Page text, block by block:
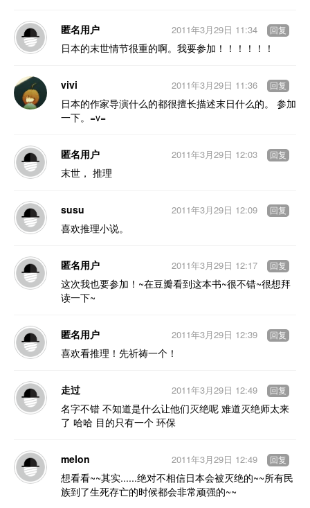
匿名用户
日本的末世情节很重的啊。我要参加！！！！！！
2011年3月29日 11:34 回复
vivi
日本的作家导演什么的都很擅长描述末日什么的。 参加
一下。=v=
2011年3月29日 11:36 回复
匿名用户
末世， 推理
2011年3月29日 12:03 回复
susu
喜欢推理小说。
2011年3月29日 12:09 回复
匿名用户
这次我也要参加！~在豆瓣看到这本书~很不错~很想拜
读一下~
2011年3月29日 12:17 回复
匿名用户
喜欢看推理！先祈祷一个！
2011年3月29日 12:39 回复
走过
名字不错 不知道是什么让他们灭绝呢 难道灭绝师太来
了 哈哈 目的只有一个 环保
2011年3月29日 12:49 回复
melon
想看看~~其实......绝对不相信日本会被灭绝的~~所有民
族到了生死存亡的时候都会非常顽强的~~
2011年3月29日 12:49 回复